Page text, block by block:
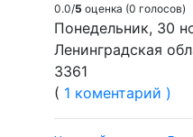
0.0/5 оценка (0 голосов)
Понедельник, 30
Ленинградская
3361
( 1 коментарий )